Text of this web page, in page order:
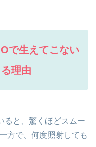
で生えてこない
理由
ると、驚くほどスムー
方で、何度照射しても